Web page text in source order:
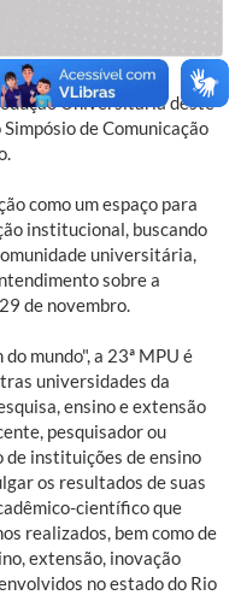
Universitária deste
de Comunicação
como um espaço para
institucional, buscando
universitária,
sobre a
de novembro.
mundo", a 23ª MPU é
universidades da
ensino e extensão
pesquisador ou
instituições de ensino
os resultados de suas
científico que
realizados, bem como de
extensão, inovação
no estado do Rio